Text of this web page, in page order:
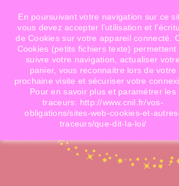
Téléphone: 06 09 14 02 79 Email:
Mon compte
En poursuivant votre navigation sur ce
vous devez accepter l’utilisation et
de Cookies sur votre appareil connecté.
Cookies (petits fichiers texte) permettent
suivre votre navigation, actualiser votre
panier, vous reconnaitre lors de votre
prochaine visite et sécuriser votre
Pour en savoir plus et paramétrer les
traceurs: http://www.cnil.fr/vos-
obligations/sites-web-cookies-et-
traceurs/que-dit-la-loi/